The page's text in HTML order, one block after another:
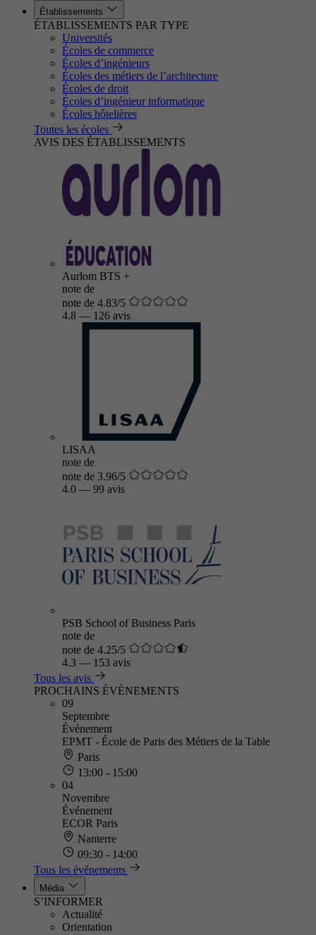
Établissements
ÉTABLISSEMENTS PAR TYPE
Universités
Écoles de commerce
Écoles d’ingénieurs
Écoles des métiers de l’architecture
Écoles de droit
Écoles d’ingénieur informatique
Écoles hôtelières
Toutes les écoles
AVIS DES ÉTABLISSEMENTS
Aurlom BTS +
note de
note de 4.83/5
4.8 — 126 avis
LISAA
note de
note de 3.96/5
4.0 — 99 avis
PSB School of Business Paris
note de
note de 4.25/5
4.3 — 153 avis
Tous les avis
PROCHAINS ÉVÈNEMENTS
09
Septembre
Événement
EPMT - École de Paris des Métiers de la Table
Paris
13:00 - 15:00
04
Novembre
Événement
ECOR Paris
Nanterre
09:30 - 14:00
Tous les événements
Média
S’INFORMER
Actualité
Orientation